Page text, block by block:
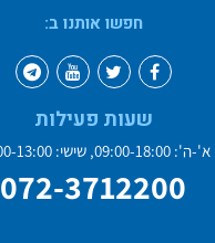
חפשו אותנו ב:
שעות פעילות
א'-ה': 09:00-18:00, שישי: 09:00-13:00
072-3712200